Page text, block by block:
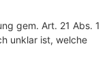
gem. Art. 21 Abs. 1
unklar ist, welche